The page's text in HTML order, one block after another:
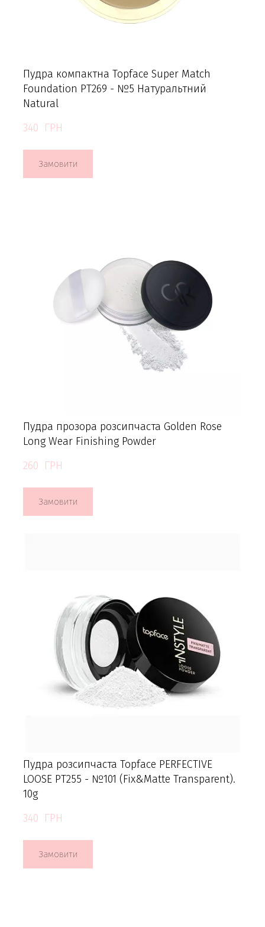
Пудра компактна Topface Super Match
Foundation PT269 - №5 Натуральтний
Natural
340  ГРН
Замовити
Пудра прозора розсипчаста Golden Rose
Long Wear Finishing Powder
260  ГРН
Замовити
Пудра розсипчаста Topface PERFECTIVE
LOOSE PT255 - №101 (Fix&Matte Transparent).
10g
340  ГРН
Замовити